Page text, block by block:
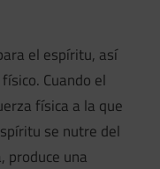
el espíritu, así
Cuando el
física a la que
se nutre del
produce una